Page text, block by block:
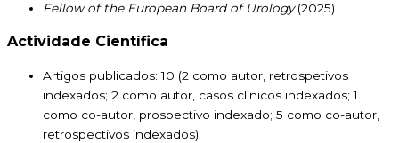
Fellow of the European Board of Urology(2025)
Actividade Científica
Artigos publicados: 10 (2 como autor, retrospetivos
indexados; 2 como autor, casos clínicos indexados; 1
como co-autor, prospectivo indexado; 5 como co-autor,
retrospectivos indexados)